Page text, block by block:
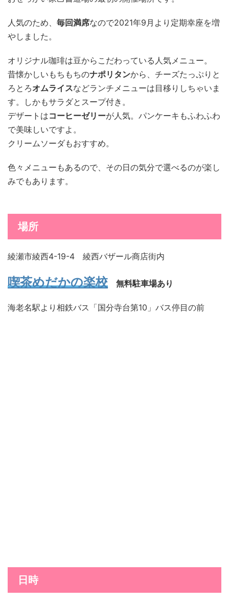
人気のため、 毎回満席なので2021年9月より定期幸座を増
やしました。
オリジナル珈琲は豆からこだわっている人気メニュー。
昔懐かしいもちもちのナポリタンから、チーズたっぷりと
ろとろオムライスなどランチメニューは目移りしちゃいま
す。しかもサラダとスープ付き。
デザートはコーヒーゼリーが人気。パンケーキもふわふわ
で美味しいですよ。
クリームソーダもおすすめ。
色々メニューもあるので、その日の気分で選べるのが楽し
みでもあります。
場所
綾瀬市綾西4-19-4 綾西バザール商店街内
喫茶めだかの楽校 無料駐車場あり
海老名駅より相鉄バス「国分寺台第10」バス停目の前
日時